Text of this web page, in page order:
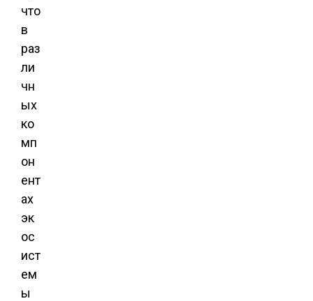
что
в
раз
ли
чн
ых
ко
мп
он
ент
ах
эк
ос
ист
ем
ы